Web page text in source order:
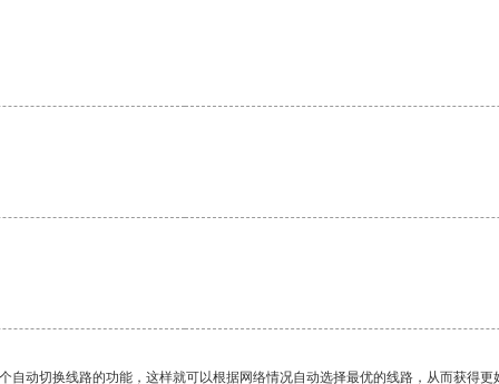
动切换线路的功能，这样就可以根据网络情况自动选择最优的线路，从而获得更